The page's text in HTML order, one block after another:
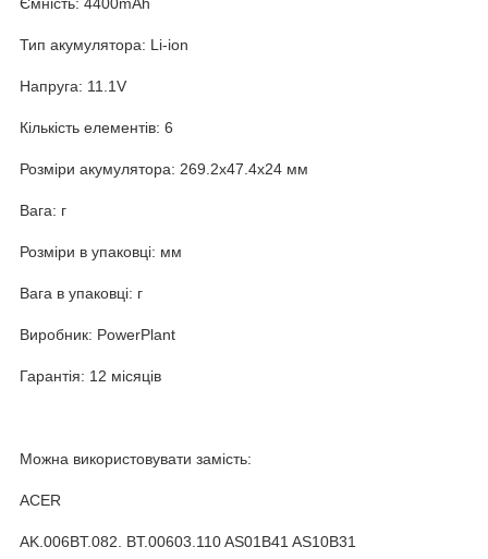
Тип акумулятора: Li-ion
Напруга: 11.1V
Кількість елементів: 6
Розміри акумулятора: 269.2x47.4x24 мм
Вага: г
Розміри в упаковці: мм
Вага в упаковці: г
Виробник: PowerPlant
Гарантія: 12 місяців
Можна використовувати замість:
ACER
AK.006BT.082. BT.00603.110 AS01B41 AS10B31